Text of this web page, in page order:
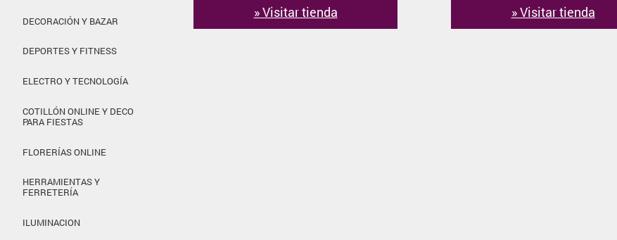
DECORACIÓN Y BAZAR
DEPORTES Y FITNESS
ELECTRO Y TECNOLOGÍA
COTILLÓN ONLINE Y DECO
PARA FIESTAS
FLORERÍAS ONLINE
HERRAMIENTAS Y
FERRETERÍA
ILUMINACION
» Visitar tienda » Visitar tienda